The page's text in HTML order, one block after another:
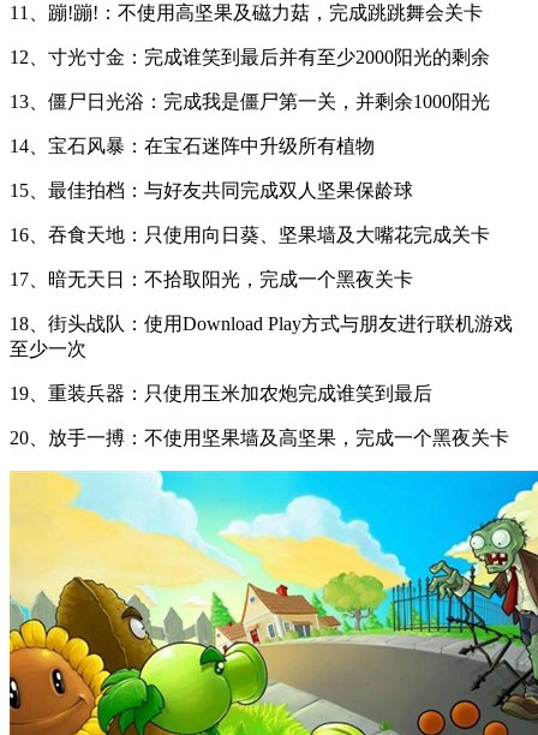
11、蹦!蹦!：不使用高坚果及磁力菇，完成跳跳舞会关卡
12、寸光寸金：完成谁笑到最后并有至少2000阳光的剩余
13、僵尸日光浴：完成我是僵尸第一关，并剩余1000阳光
14、宝石风暴：在宝石迷阵中升级所有植物
15、最佳拍档：与好友共同完成双人坚果保龄球
16、吞食天地：只使用向日葵、坚果墙及大嘴花完成关卡
17、暗无天日：不拾取阳光，完成一个黑夜关卡
18、街头战队：使用Download Play方式与朋友进行联机游戏
至少一次
19、重装兵器：只使用玉米加农炮完成谁笑到最后
20、放手一搏：不使用坚果墙及高坚果，完成一个黑夜关卡